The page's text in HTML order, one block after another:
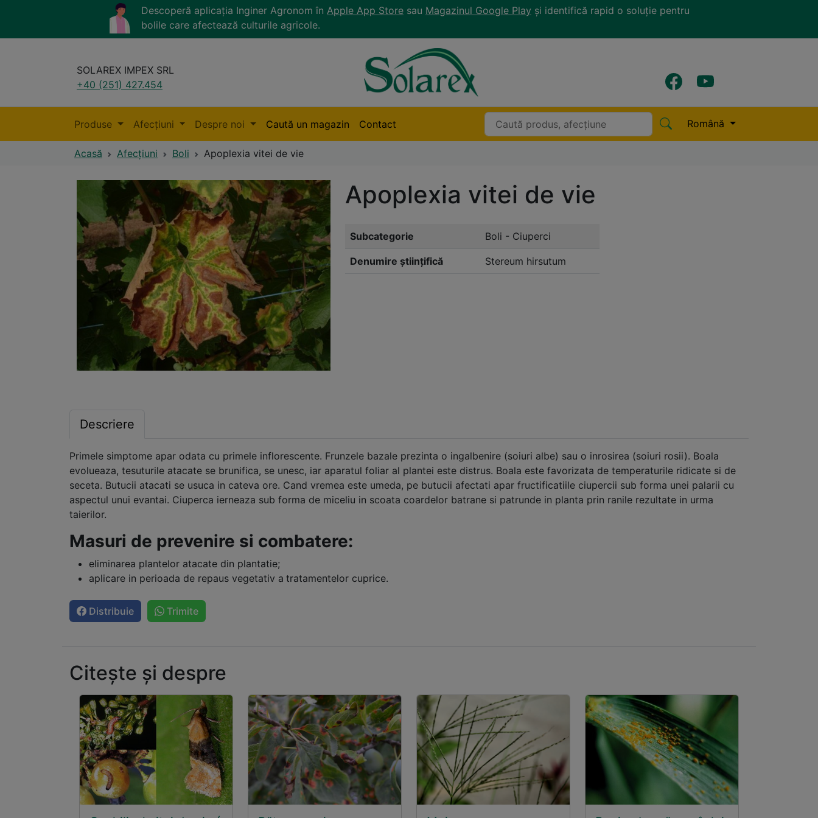
Descoperă aplicația Inginer Agronom în Apple App Store sau Magazinul Google Play și identifică rapid o soluție pentru
bolile care afectează culturile agricole.
SOLAREX IMPEX SRL
+40 (251) 427.454
Produse Afecțiuni Despre noi Caută un magazin Contact Română
Acasă Afecțiuni Boli Apoplexia vitei de vie
Apoplexia vitei de vie
Subcategorie Boli - Ciuperci
Denumire științifică Stereum hirsutum
Descriere
Primele simptome apar odata cu primele inflorescente. Frunzele bazale prezinta o ingalbenire (soiuri albe) sau o inrosirea (soiuri rosii). Boala
evolueaza, tesuturile atacate se brunifica, se unesc, iar aparatul foliar al plantei este distrus. Boala este favorizata de temperaturile ridicate si de
seceta. Butucii atacati se usuca in cateva ore. Cand vremea este umeda, pe butucii afectati apar fructificatiile ciupercii sub forma unei palarii cu
aspectul unui evantai. Ciuperca ierneaza sub forma de miceliu in scoata coardelor batrane si patrunde in planta prin ranile rezultate in urma
taierilor.
Masuri de prevenire si combatere:
eliminarea plantelor atacate din plantatie;
aplicare in perioada de repaus vegetativ a tratamentelor cuprice.
Distribuie Trimite
Citește și despre